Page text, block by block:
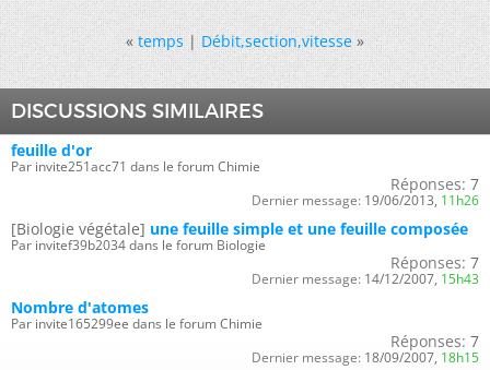
« temps|Débit,section,vitesse »
DISCUSSIONS SIMILAIRES
feuille d'or
Par invite251acc71 dans le forum Chimie
Réponses: 7
Dernier message: 19/06/2013, 11h26
[Biologie végétale] une feuille simple et une feuille composée
Par invitef39b2034 dans le forum Biologie
Réponses: 7
Dernier message: 14/12/2007, 15h43
Nombre d'atomes
Par invite165299ee dans le forum Chimie
Réponses: 7
Dernier message: 18/09/2007, 18h15